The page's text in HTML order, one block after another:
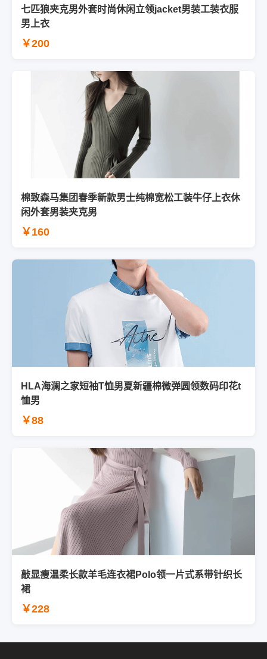
七匹狼夹克男外套时尚休闲立领jacket男装工装衣服
男上衣
￥200
棉致森马集团春季新款男士纯棉宽松工装牛仔上衣休
闲外套男装夹克男
￥160
HLA海澜之家短袖T恤男夏新疆棉微弹圆领数码印花t
恤男
￥88
敲显瘦温柔长款羊毛连衣裙Polo领一片式系带针织长
裙
￥228